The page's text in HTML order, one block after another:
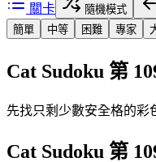
關卡 隨機模式
簡單
中等 困難 專家
Cat Sudoku 第
先找只剩少數安全格的彩
Cat Sudoku 第